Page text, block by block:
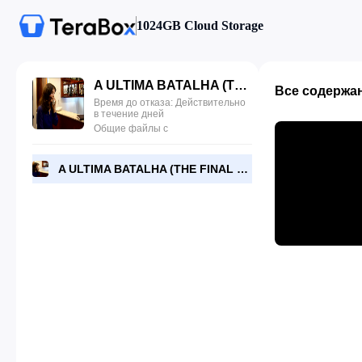
1024GB Cloud Storage
A ULTIMA BATALHA (THE FINAL BATTLE) 2006 720P.mkv
Время до отказа: Действительно
в течение дней
Общие файлы с
A ULTIMA BATALHA (THE FINAL BATTLE) 2006 720P.mkv
Все